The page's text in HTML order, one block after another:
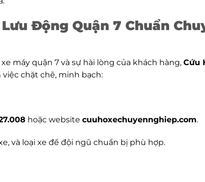
Động Quận 7 Chuẩn
máy quận 7 và sự hài lòng của khách hàng, Cứu
chặt chẽ, minh bạch:
hoặc website cuuhoxechuyennghiep.com.
và loại xe để đội ngũ chuẩn bị phù hợp.